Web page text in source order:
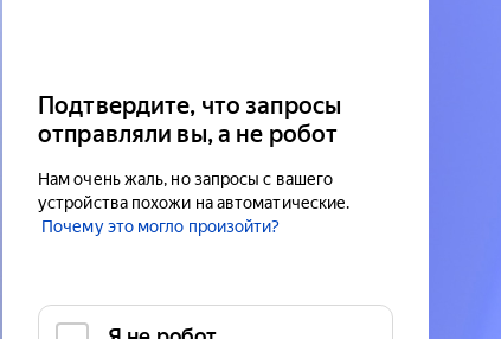
Подтвердите, что запросы
отправляли вы, а не робот
Нам очень жаль, но запросы с вашего
устройства похожи на автоматические.
Почему это могло произойти?